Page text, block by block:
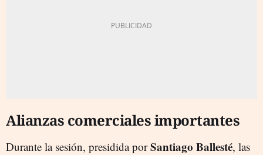
Alianzas comerciales importantes
Durante la sesión, presidida porSantiago Ballesté, las